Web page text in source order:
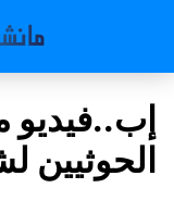
إب..فيديو
الحوثيين